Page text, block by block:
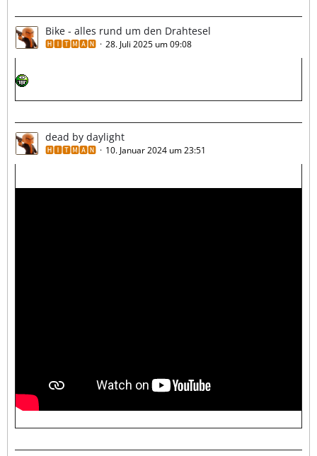
Bike - alles rund um den Drahtesel
🅷🅸🆃🅼🅰🅽 28. Juli 2025 um 09:08
dead by daylight
🅷🅸🆃🅼🅰🅽 10. Januar 2024 um 23:51